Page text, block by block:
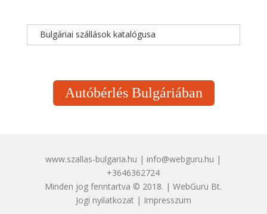
Bulgáriai szállások katalógusa
Autóbérlés Bulgáriában
www.szallas-bulgaria.hu | info@webguru.hu |
+3646362724
Minden jog fenntartva © 2018. | WebGuru Bt.
Jogi nyilatkozat| Impresszum